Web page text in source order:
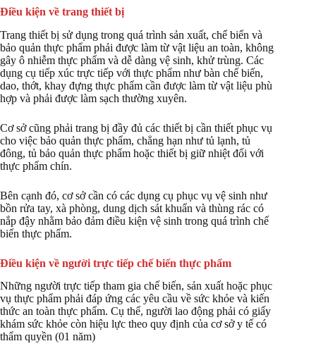
Điều kiện về trang thiết bị
Trang thiết bị sử dụng trong quá trình sản xuất, chế biến và
bảo quản thực phẩm phải được làm từ vật liệu an toàn, không
gây ô nhiễm thực phẩm và dễ dàng vệ sinh, khử trùng. Các
dụng cụ tiếp xúc trực tiếp với thực phẩm như bàn chế biến,
dao, thớt, khay đựng thực phẩm cần được làm từ vật liệu phù
hợp và phải được làm sạch thường xuyên.
Cơ sở cũng phải trang bị đầy đủ các thiết bị cần thiết phục vụ
cho việc bảo quản thực phẩm, chẳng hạn như tủ lạnh, tủ
đông, tủ bảo quản thực phẩm hoặc thiết bị giữ nhiệt đối với
thực phẩm chín.
Bên cạnh đó, cơ sở cần có các dụng cụ phục vụ vệ sinh như
bồn rửa tay, xà phòng, dung dịch sát khuẩn và thùng rác có
nắp đậy nhằm bảo đảm điều kiện vệ sinh trong quá trình chế
biến thực phẩm.
Điều kiện về người trực tiếp chế biến thực phẩm
Những người trực tiếp tham gia chế biến, sản xuất hoặc phục
vụ thực phẩm phải đáp ứng các yêu cầu về sức khỏe và kiến
thức an toàn thực phẩm. Cụ thể, người lao động phải có giấy
khám sức khỏe còn hiệu lực theo quy định của cơ sở y tế có
thẩm quyền (01 năm)